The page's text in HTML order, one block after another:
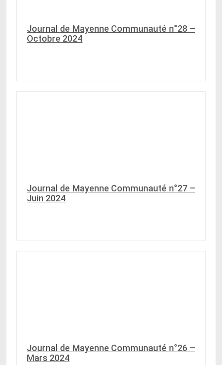
Journal de Mayenne Communauté n°28 –
Octobre 2024
Journal de Mayenne Communauté n°27 –
Juin 2024
Journal de Mayenne Communauté n°26 –
Mars 2024